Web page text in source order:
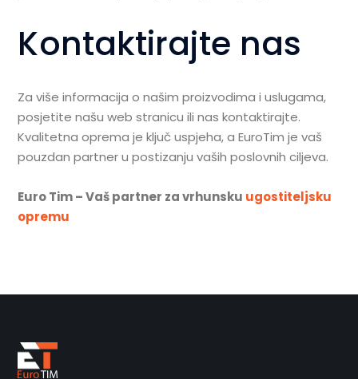
Kontaktirajte nas
Za više informacija o našim proizvodima i uslugama,
posjetite našu web stranicu ili nas kontaktirajte.
Kvalitetna oprema je ključ uspjeha, a EuroTim je vaš
pouzdan partner u postizanju vaših poslovnih ciljeva.
Euro Tim – Vaš partner za vrhunsku ugostiteljsku
opremu